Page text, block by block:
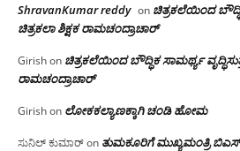
ShravanKumar reddy on ಚಿತ್ರಕಲೆಯಿಂದ
ಚಿತ್ರಕಲಾ ಶಿಕ್ಷಕ ರಾಮಚಂದ್ರಾಚಾರ್
Girishon ಚಿತ್ರಕಲೆಯಿಂದ ಬೌದ್ಧಿಕ ಸಾಮರ್ಥ್ಯ
ರಾಮಚಂದ್ರಾಚಾರ್
Girishon ಲೋಕಕಲ್ಯಾಣಕ್ಕಾಗಿ ಚಂಡಿ ಹೋಮ
ಸುನಿಲ್ ಕುಮಾರ್on ತುಮಕೂರಿಗೆ ಮುಖ್ಯಮಂತ್ರಿ ಬಿಎಸ್